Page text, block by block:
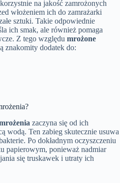
na jakość zamrożonych
włożeniem ich do zamrażarki
sztuki. Takie odpowiednie
ich smak, ale również pomaga
Z tego względu mrożone
znakomity dodatek do:
zaczyna się od ich
wodą. Ten zabieg skutecznie usuwa
Po dokładnym oczyszczeniu
papierowym, ponieważ nadmiar
się truskawek i utraty ich